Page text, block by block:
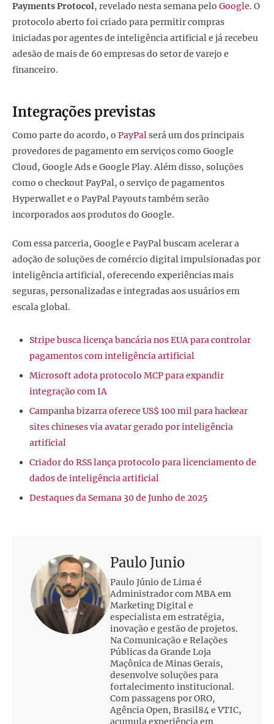
Payments Protocol, revelado nesta semana pelo Google. O
protocolo aberto foi criado para permitir compras
iniciadas por agentes de inteligência artificial e já recebeu
adesão de mais de 60 empresas do setor de varejo e
financeiro.
Integrações previstas
Como parte do acordo, o PayPalserá um dos principais
provedores de pagamento em serviços como Google
Cloud, Google Ads e Google Play. Além disso, soluções
como o checkout PayPal, o serviço de pagamentos
Hyperwallet e o PayPal Payouts também serão
incorporados aos produtos do Google.
Com essa parceria, Google e PayPal buscam acelerar a
adoção de soluções de comércio digital impulsionadas por
inteligência artificial, oferecendo experiências mais
seguras, personalizadas e integradas aos usuários em
escala global.
Stripe busca licença bancária nos EUA para controlar
pagamentos com inteligência artificial
Microsoft adota protocolo MCP para expandir
integração com IA
Campanha bizarra oferece US$ 100 mil para hackear
sites chineses via avatar gerado por inteligência
artificial
Criador do RSS lança protocolo para licenciamento de
dados de inteligência artificial
Destaques da Semana 30 de Junho de 2025
Paulo Junio
Paulo Júnio de Lima é
Administrador com MBA em
Marketing Digital e
especialista em estratégia,
inovação e gestão de projetos.
Na Comunicação e Relações
Públicas da Grande Loja
Maçônica de Minas Gerais,
desenvolve soluções para
fortalecimento institucional.
Com passagens por ORO,
Agência Open, Brasil84 e VTIC,
acumula experiência em